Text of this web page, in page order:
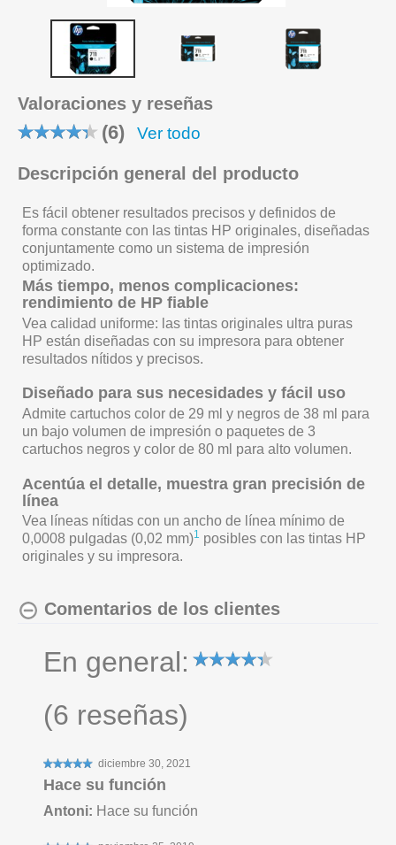
Valoraciones y reseñas
(6) Ver todo
Descripción general del producto
Es fácil obtener resultados precisos y definidos de
forma constante con las tintas HP originales, diseñadas
conjuntamente como un sistema de impresión
optimizado.
Más tiempo, menos complicaciones:
rendimiento de HP fiable
Vea calidad uniforme: las tintas originales ultra puras
HP están diseñadas con su impresora para obtener
resultados nítidos y precisos.
Diseñado para sus necesidades y fácil uso
Admite cartuchos color de 29 ml y negros de 38 ml para
un bajo volumen de impresión o paquetes de 3
cartuchos negros y color de 80 ml para alto volumen.
Acentúa el detalle, muestra gran precisión de
línea
Vea líneas nítidas con un ancho de línea mínimo de
0,0008 pulgadas (0,02 mm)1 posibles con las tintas HP
originales y su impresora.
Comentarios de los clientes
En general:
(6 reseñas)
Hace su función
Antoni: Hace su función